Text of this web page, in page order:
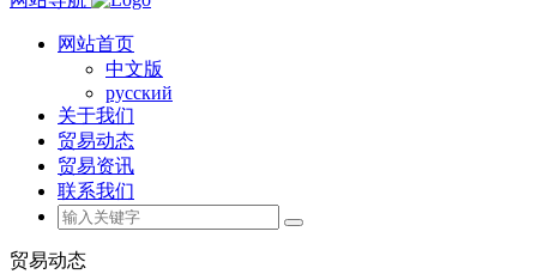
网站首页
中文版
русский
关于我们
贸易动态
贸易资讯
联系我们
贸易动态